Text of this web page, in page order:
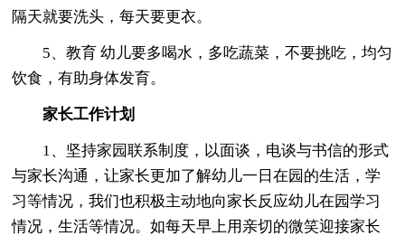
隔天就要洗头，每天要更衣。
5、教育 幼儿要多喝水，多吃蔬菜，不要挑吃，均匀
饮食，有助身体发育。
家长工作计划
1、坚持家园联系制度，以面谈，电谈与书信的形式
与家长沟通，让家长更加了解幼儿一日在园的生活，学
习等情况，我们也积极主动地向家长反应幼儿在园学习
情况，生活等情况。如每天早上用亲切的微笑迎接家长